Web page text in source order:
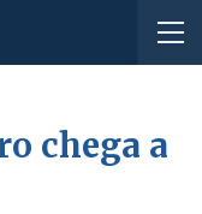
chega a